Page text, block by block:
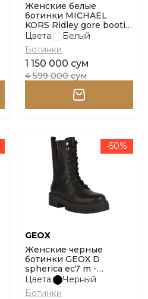
Женские белые
ботинки MICHAEL
KORS Ridley gore bootie
размер 9
Цвета:
Белый
Ботинки
1 150 000 сум
4 599 000 сум
-50%
GEOX
Женские черные
ботинки GEOX D
spherica ec7 m -
vit.liscio размер 38
Цвета:
Черный
Ботинки